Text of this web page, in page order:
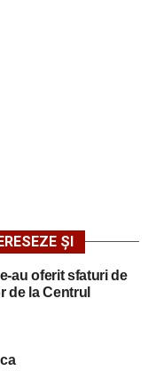
ȘI
au oferit sfaturi de
de la Centrul